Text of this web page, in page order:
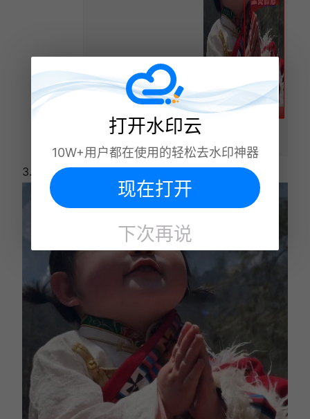
3.点击涂抹，在图片上涂抹所需去除的水印;
打开水印云
10W+用户都在使用的轻松去水印神器
现在打开
下次再说